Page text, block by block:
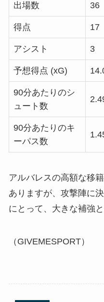
出場数 36
得点 17
アシスト 3
予想得点 (xG)
90分あたりのシ
ュート数
90分あたりのキ
ーパス数
アルバレスの高額な移
ありますが、攻撃陣に
にとって、大きな補強
（GIVEMESPORT）